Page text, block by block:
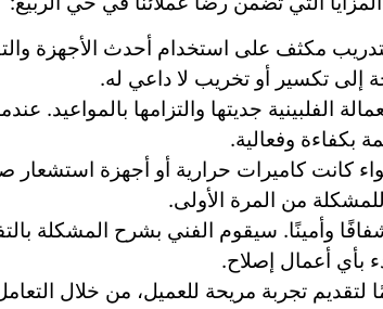
بتدريب مكثف على استخدام أحدث الأجهزة
إلى تكسير أو تخريب لا داعي له.
الفلبينية جديتها والتزامها بالمواعيد.
بكفاءة وفعالية.
كانت كاميرات حرارية أو أجهزة استشعار
من المرة الأولى.
وأمينًا. سيقوم الفني بشرح المشكلة
بأي أعمال إصلاح.
لتقديم تجربة مريحة للعميل، من خلال